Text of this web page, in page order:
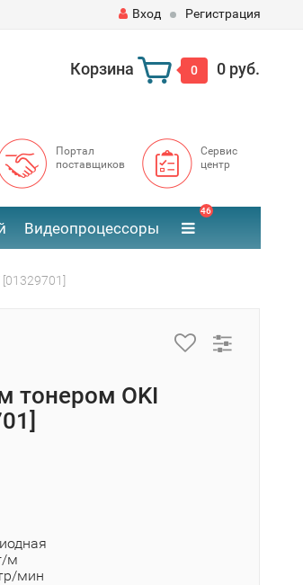
Вход Регистрация
Корзина 0 0 руб.
Портал
поставщиков
Сервис
центр
Видеопроцессоры
46
тонером OKI
м
мин